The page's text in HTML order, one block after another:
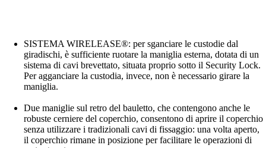
SISTEMA WIRELEASE®: per sganciare le custodie dal
giradischi, è sufficiente ruotare la maniglia esterna, dotata di un
sistema di cavi brevettato, situata proprio sotto il Security Lock.
Per agganciare la custodia, invece, non è necessario girare la
maniglia.
Due maniglie sul retro del bauletto, che contengono anche le
robuste cerniere del coperchio, consentono di aprire il coperchio
senza utilizzare i tradizionali cavi di fissaggio: una volta aperto,
il coperchio rimane in posizione per facilitare le operazioni di